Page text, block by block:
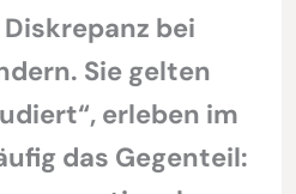
bei
Sie gelten
erleben im
das Gegenteil: